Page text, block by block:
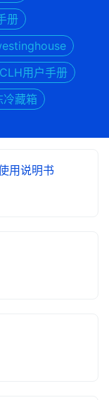
册
用户手册
冷藏箱
用说明书